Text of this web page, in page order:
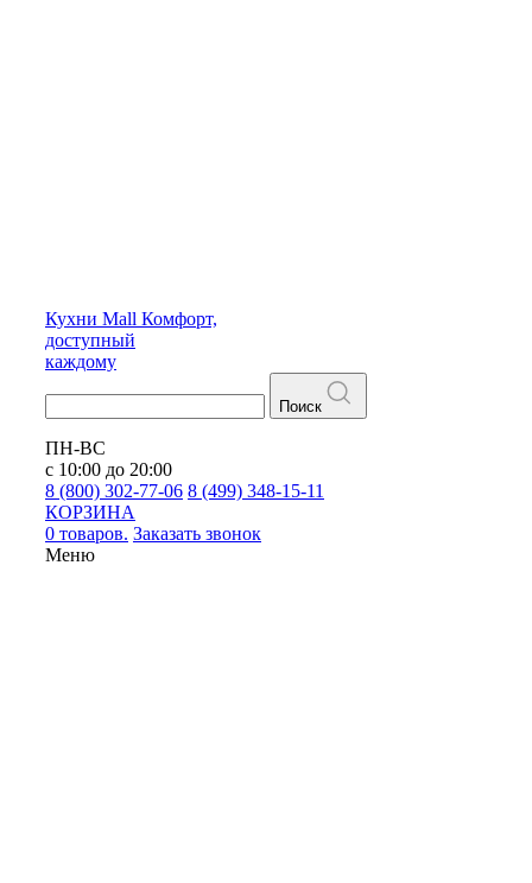
Кухни Mall Комфорт,
доступный
каждому
Поиск
ПН-ВС
с 10:00 до 20:00
8 (800) 302-77-06 8 (499) 348-15-11
КОРЗИНА
0 товаров. Заказать звонок
Меню